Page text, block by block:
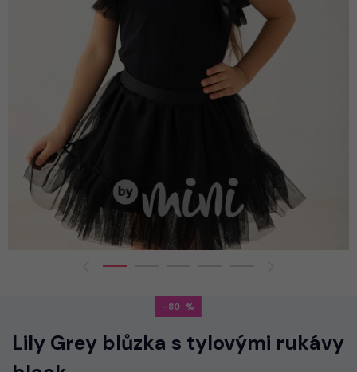
-80
Lily Grey blůzka s tylovými rukávy